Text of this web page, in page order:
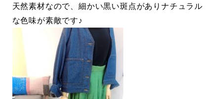
天然素材なので、細かい黒い斑点がありナチュラル
な色味が素敵です♪